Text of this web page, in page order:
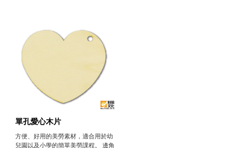
單孔愛心木片
方便、好用的美勞素材，適合用於幼
兒園以及小學的簡單美勞課程。 邊角